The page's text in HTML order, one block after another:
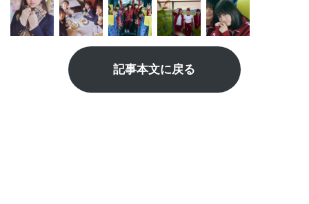
記事本文に戻る